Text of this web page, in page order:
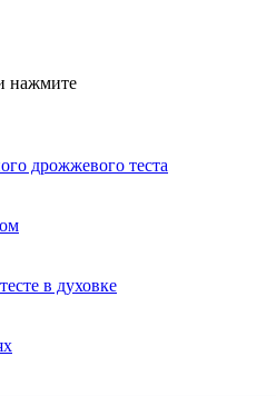
нажмите
дрожжевого теста
в духовке